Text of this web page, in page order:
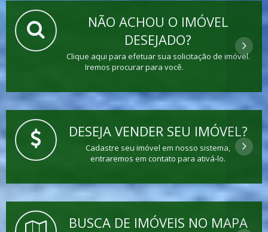
NÃO ACHOU O IMÓVEL
DESEJADO?
Clique aqui para efetuar sua solicitação de imóvel.
Iremos procurar para você.
DESEJA VENDER SEU IMÓVEL?
Cadastre seu imóvel em nosso sistema,
entraremos em contato para ativá-lo.
BUSCA DE IMÓVEIS NO MAPA